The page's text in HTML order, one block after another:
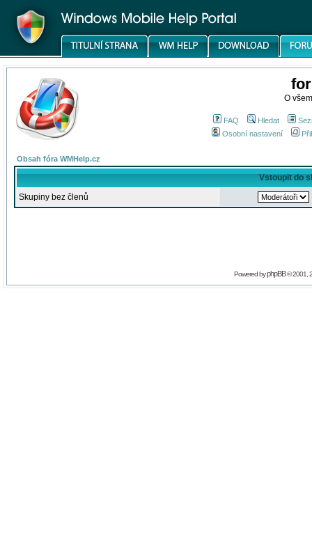
O
FAQ Hledat
Osobní nastavení
Obsah fóra WMHelp.cz
Vstoupit do
Skupiny bez členů
Powered byphpBB© 2001,